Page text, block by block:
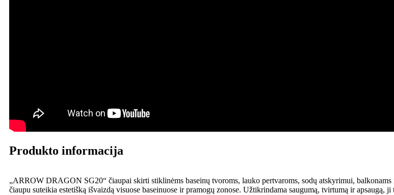
Produkto informacija
„ARROW DRAGON SG20“ čiaupai skirti stiklinėms baseinų tvoroms, lauko pertvaroms, sodų atskyrimui,
čiaupu suteikia estetišką išvaizdą visuose baseinuose ir pramogų zonose. Užtikrindama saugumą, tvirtumą ir apsaugą,